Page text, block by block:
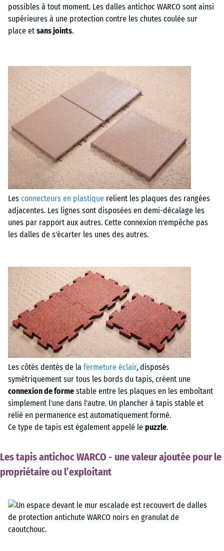
possibles à tout moment. Les dalles antichoc WARCO sont ainsi
supérieures à une protection contre les chutes coulée sur
place et sans joints.
Les connecteurs en plastique relient les plaques des rangées
adjacentes. Les lignes sont disposées en demi-décalage les
unes par rapport aux autres. Cette connexion n'empêche pas
les dalles de s'écarter les unes des autres.
Les côtés dentés de la fermeture éclair, disposés
symétriquement sur tous les bords du tapis, créent une
connexion de forme stable entre les plaques en les emboîtant
simplement l'une dans l'autre. Un plancher à tapis stable et
relié en permanence est automatiquement formé.
Ce type de tapis est également appelé le puzzle.
Les tapis antichoc WARCO - une valeur ajoutée pour le
propriétaire ou l’exploitant